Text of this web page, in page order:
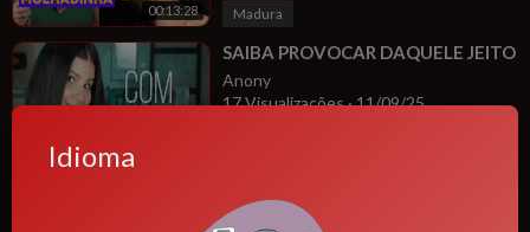
00:13:28 Madura
⁣SAIBA PROVOCAR DAQUELE JEITO
Anony
17 Visualizações·11/09/25
⁣Boquete Parafuso: Como fazer e
deixar ele louco | Cátia Damasceno
Idioma